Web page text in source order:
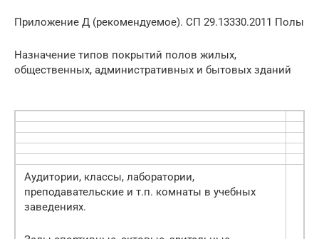
Приложение Д (рекомендуемое). СП 29.13330.2011 Полы
Назначение типов покрытий полов жилых,
общественных, административных и бытовых зданий
Аудитории, классы, лаборатории,
преподавательские и т.п. комнаты в учебных
заведениях.